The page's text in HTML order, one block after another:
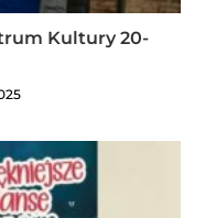
Kultury 20-